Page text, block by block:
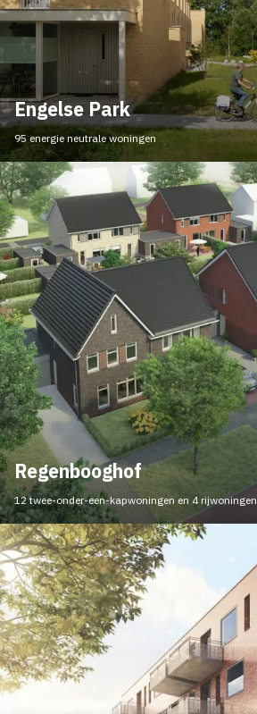
Engelse Park
95 energie neutrale woningen
Regenbooghof
12 twee-onder-een-kapwoningen en 4 rijwoningen